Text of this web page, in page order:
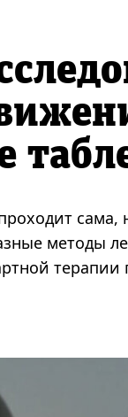
сама,
методы
терапии